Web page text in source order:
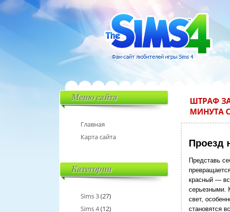
ШТРАФ
МИНУТА
Проезд
Представь
красный —
серьезными.
свет,
становятся
Меню сайта
Главная
Карта сайта
Категории
Sims 3(27)
Sims 4(12)